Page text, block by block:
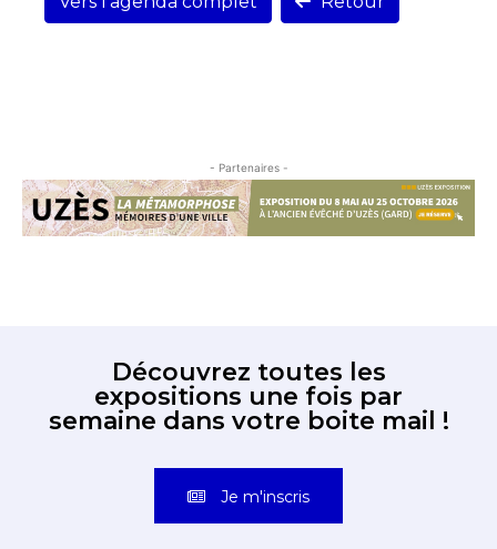
- Partenaires -
Découvrez toutes les
expositions une fois par
semaine dans votre boite mail !
Je m'inscris